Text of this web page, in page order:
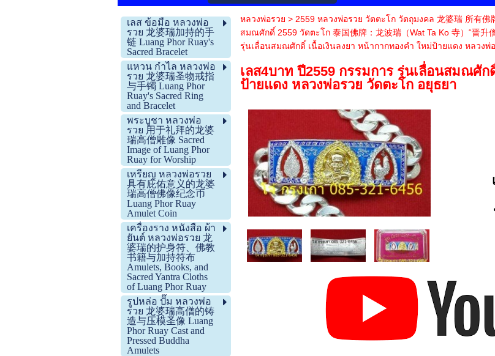
เลส ข้อมือ หลวงพ่อ
รวย 龙婆瑞加持的手
链 Luang Phor Ruay's
Sacred Bracelet
แหวน กำไล หลวงพ่อ
รวย 龙婆瑞圣物戒指
与手镯 Luang Phor
Ruay's Sacred Ring
and Bracelet
พระบูชา หลวงพ่อ
รวย 用于礼拜的龙婆
瑞高僧雕像 Sacred
Image of Luang Phor
Ruay for Worship
เหรียญ หลวงพ่อรวย
具有庇佑意义的龙婆
瑞高僧佛像纪念币
Luang Phor Ruay
Amulet Coin
เครื่องราง หนังสือ ผ้า
ยันต์ หลวงพ่อรวย 龙
婆瑞的护身符、佛教
书籍与加持符布
Amulets, Books, and
Sacred Yantra Cloths
of Luang Phor Ruay
รูปหล่อ ปั๊ม หลวงพ่อ
รวย 龙婆瑞高僧的铸
造与压模圣像 Luang
Phor Ruay Cast and
Pressed Buddha
Amulets
หลวงพ่อรวย > 2559 หลวงพ่อรวย วัตตะโก วัตถุมงคล 龙婆瑞 所有佛
สมณศักดิ์ 2559 วัดตะโก 泰国佛牌：龙波瑞（Wat Ta Ko 寺）“晋升
รุ่นเลื่อนสมณศักดิ์ เนื้อเงินลงยา หน้ากากทองคำ ใหม่ป้ายแดง หลวงพ่
เลส4บาท ปี2559 กรรมการ รุ่นเลื่อนสมณศั
ป้ายแดง หลวงพ่อรวย วัดตะโก อยุธยา